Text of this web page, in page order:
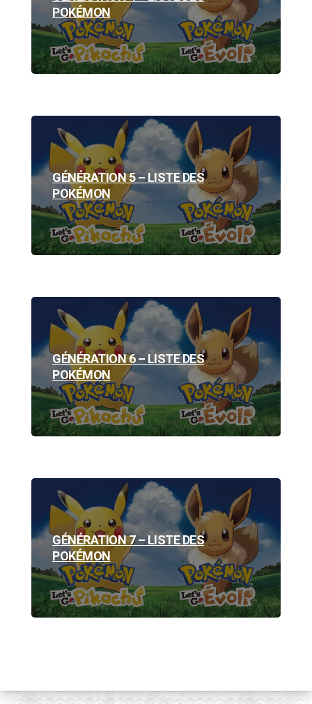
POKÉMON
GÉNÉRATION 5 – LISTE DES
POKÉMON
GÉNÉRATION 6 – LISTE DES
POKÉMON
GÉNÉRATION 7 – LISTE DES
POKÉMON